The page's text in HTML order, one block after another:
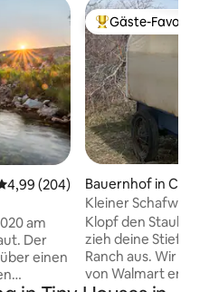
Bewertung:
4,99 (204)
am
Der
einen
Beliebter Gäste-
Gäste-Favorit
Bauernhof in
Kleiner
Klopf den Staub
zieh deine Stiefel
Ranch aus. Wir
von Walmart